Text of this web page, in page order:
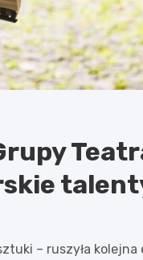
– ruszyła